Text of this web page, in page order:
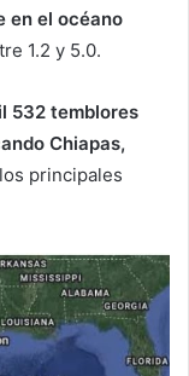
en el océano
1.2 y 5.0.
532 temblores
Chiapas,
principales